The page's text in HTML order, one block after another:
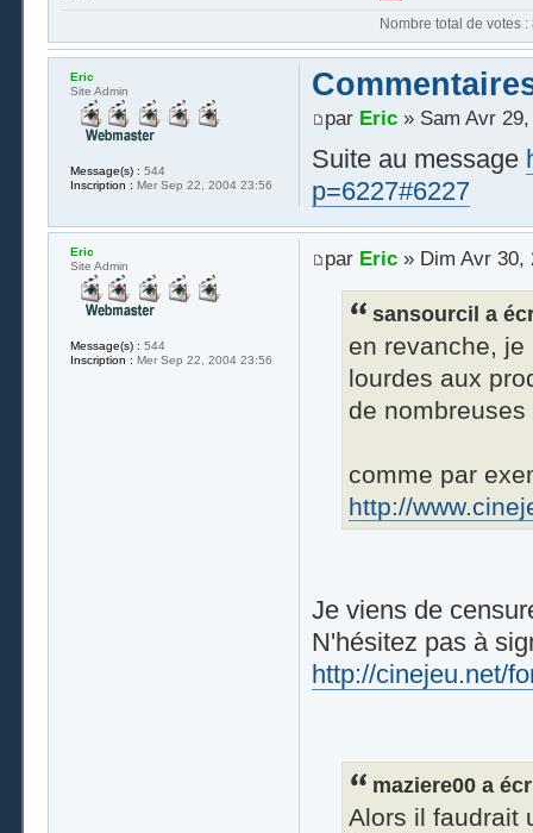
par Eric» Sam Avr 29,
Suite au message
p=6227#6227
Eric
Site Admin
Message(s) : 544
Inscription : Mer Sep 22, 2004 23:56
par Eric» Dim Avr 30,
sansourcil a
en revanche,
lourdes aux
de
comme par
http://
Je viens de
N'hésitez pas à
http://cinejeu.net/
maziere00 a
Alors il faudrait
Eric
Site Admin
Message(s) : 544
Inscription : Mer Sep 22, 2004 23:56